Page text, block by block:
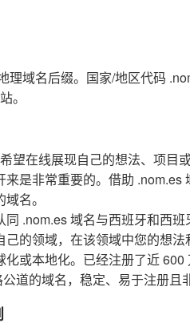
理域名后缀。国家/地区代码
。
望在线展现自己的想法、项目
来是非常重要的。借助
名。
同 .nom.es 域名与西班牙和西
的领域，在该领域中您的想法
或本地化。已经注册了近 600
道的域名，稳定、易于注册且